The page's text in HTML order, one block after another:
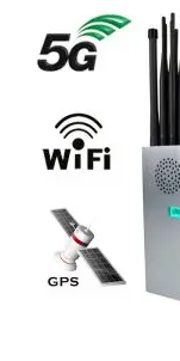
Preis
war:
$1,599.00.
ist:
$829.88.